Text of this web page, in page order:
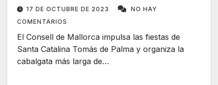
17 DE OCTUBRE DE 2023
NO HAY
COMENTARIOS
El Consell de Mallorca impulsa las fiestas de
Santa Catalina Tomás de Palma y organiza la
cabalgata más larga de…